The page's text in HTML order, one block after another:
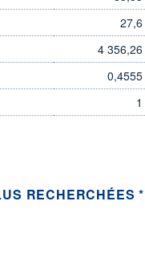
LIMITE À LA
HAUSSE
-
27,6
4 356,26
0,4555
1
RECHERCHÉES *